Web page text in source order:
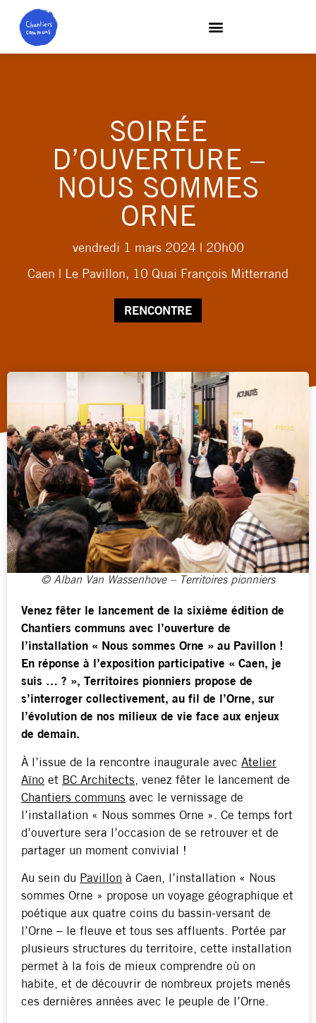
SOIRÉE
D’OUVERTURE –
NOUS SOMMES
ORNE
vendredi 1 mars 2024| 20h00
Caen | Le Pavillon, 10 Quai François Mitterrand
RENCONTRE
© Alban Van Wassenhove – Territoires pionniers
Venez fêter le lancement de la sixième édition de
Chantiers communs avec l’ouverture de
l’installation « Nous sommes Orne » au Pavillon !
En réponse à l’exposition participative « Caen, je
suis … ? », Territoires pionniers propose de
s’interroger collectivement, au fil de l’Orne, sur
l’évolution de nos milieux de vie face aux enjeux
de demain.
À l’issue de la rencontre inaugurale avec Atelier
Aïno et BC Architects, venez fêter le lancement de
Chantiers communs avec le vernissage de
l’installation « Nous sommes Orne ». Ce temps fort
d’ouverture sera l’occasion de se retrouver et de
partager un moment convivial !
Au sein du Pavillon à Caen, l’installation « Nous
sommes Orne » propose un voyage géographique et
poétique aux quatre coins du bassin-versant de
l’Orne – le fleuve et tous ses affluents. Portée par
plusieurs structures du territoire, cette installation
permet à la fois de mieux comprendre où on
habite, et de découvrir de nombreux projets menés
ces dernières années avec le peuple de l’Orne.